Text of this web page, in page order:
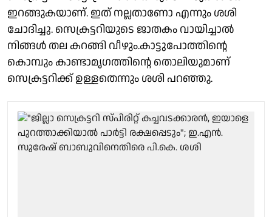
ഇറങ്ങുകയാണ്. ഇത് നല്ലതാണോ എന്നും ശശി
ചോദിച്ചു. സെക്രട്ടറിയുടെ ജാതകം വായിച്ചാൽ
നിങ്ങൾ തല കറങ്ങി വീഴും.കാട്ടുപോത്തിൻ്റെ
കൊമ്പും കാണ്ടാമൃഗത്തിൻ്റെ തൊലിയുമാണ്
സെക്രട്ടറിക്ക് ഉള്ളതെന്നും ശശി പറഞ്ഞു.